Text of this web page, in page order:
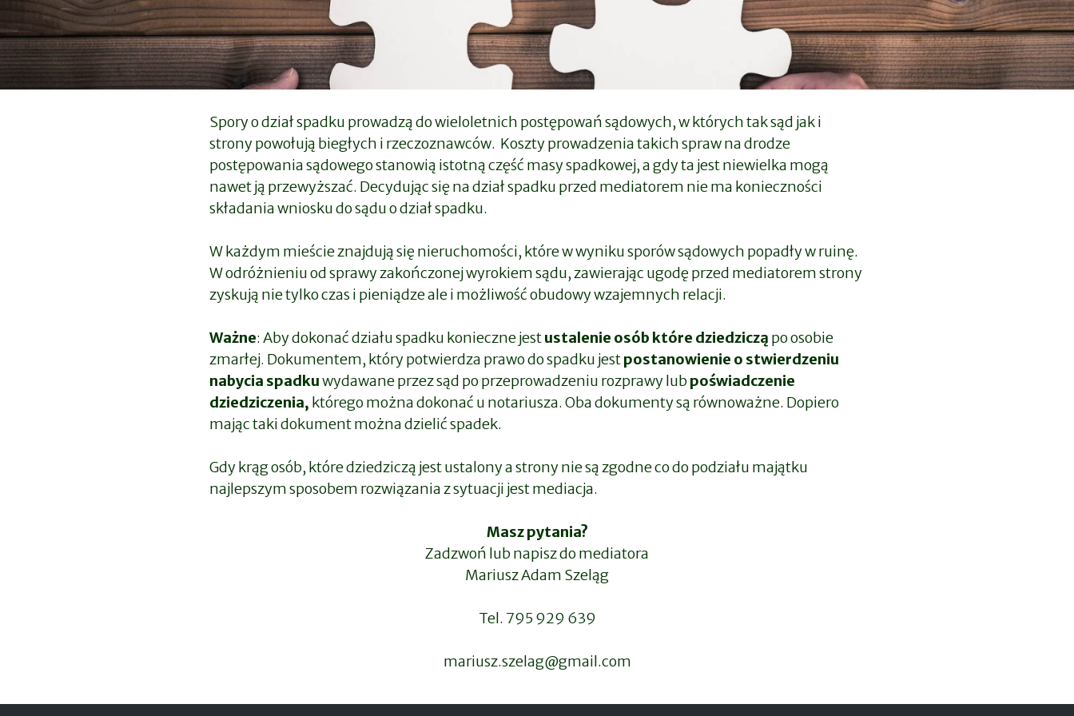
Spory o dział spadku prowadzą do wieloletnich postępowań sądowych, w których tak sąd jak i
strony powołują biegłych i rzeczoznawców. Koszty prowadzenia takich spraw na drodze
postępowania sądowego stanowią istotną część masy spadkowej, a gdy ta jest niewielka mogą
nawet ją przewyższać. Decydując się na dział spadku przed mediatorem nie ma konieczności
składania wniosku do sądu o dział spadku.
W każdym mieście znajdują się nieruchomości, które w wyniku sporów sądowych popadły w ruinę.
W odróżnieniu od sprawy zakończonej wyrokiem sądu, zawierając ugodę przed mediatorem strony
zyskują nie tylko czas i pieniądze ale i możliwość obudowy wzajemnych relacji.
Ważne: Aby dokonać działu spadku konieczne jestustalenie osób które dziedziczą po osobie
zmarłej. Dokumentem, który potwierdza prawo do spadku jestpostanowienie o stwierdzeniu
nabycia spadkuwydawane przez sąd po przeprowadzeniu rozprawy lubpoświadczenie
dziedziczenia, którego można dokonać u notariusza. Oba dokumenty są równoważne. Dopiero
mając taki dokument można dzielić spadek.
Gdy krąg osób, które dziedziczą jest ustalony a strony nie są zgodne co do podziału majątku
najlepszym sposobem rozwiązania z sytuacji jest mediacja.
Masz pytania?
Zadzwoń lub napisz do mediatora
Mariusz Adam Szeląg
Tel. 795 929 639
mariusz.szelag@gmail.com